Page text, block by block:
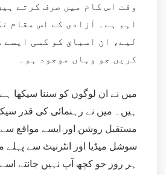
وقت اس کام میں صرف کرتے
اہم ہے۔ آزادی کے اس مقام
لیے، ان اسباق کو کسی ایسے
کریں جو وہاں موجود ہو۔
میں نے ان لوگوں کو سننا سیکھا
ہیں۔ میں نے رہنمائی کی قدر
مستقبل روشن اور ایسے مواقع سے
سوشل میڈیا اور انٹرنیٹ سے پہلے
ہر روز جو کچھ آپ نہیں جانتے